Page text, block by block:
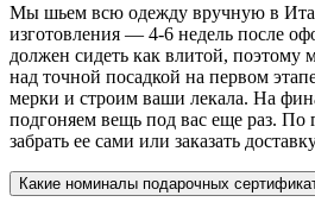
Мы шьем всю одежду вручную в
изготовления — 4-6 недель после
должен сидеть как влитой, поэтому
над точной посадкой на первом
мерки и строим ваши лекала. На
подгоняем вещь под вас еще раз. По
забрать ее сами или заказать
Какие номиналы подарочных